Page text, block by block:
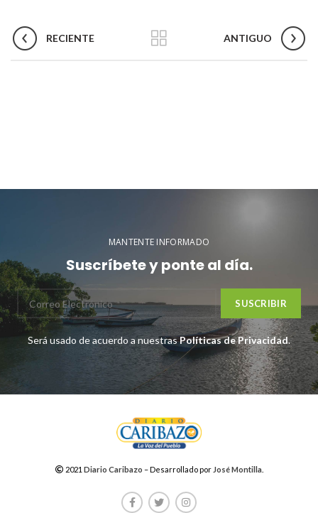
RECIENTE ANTIGUO
MANTENTE INFORMADO
Suscríbete y ponte al día.
Será usado de acuerdo a nuestrasPolíticas de Privacidad.
2021 Diario Caribazo – Desarrollado por José Montilla